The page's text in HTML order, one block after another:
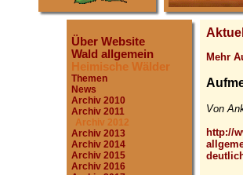
Über Website
Wald allgemein
Heimische Wälder
Themen
News
Archiv 2010
Archiv 2011
Archiv 2012
Archiv 2013
Archiv 2014
Archiv 2015
Archiv 2016
Aktuell
Mehr
Von
http://